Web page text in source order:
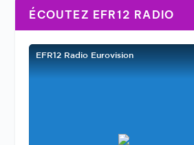
ÉCOUTEZ EFR12 RADIO